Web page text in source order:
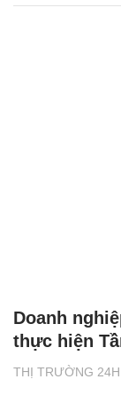
THỊ TRƯỜNG 24H
Doanh
thực hiện